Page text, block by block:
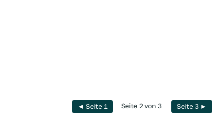
◄ Seite 1 Seite 2 von 3 Seite 3 ►